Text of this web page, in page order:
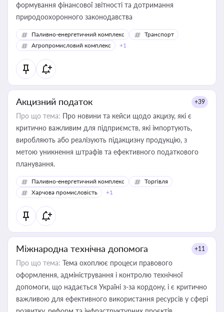
формування фінансової звітності та дотримання
природоохоронного законодавства
Паливно-енергетичний комплекс
Транспорт
Агропромисловий комплекс
+1
Акцизний податок +39
Про що тема: Про новини та кейси щодо акцизу, які є
критично важливим для підприємств, які імпортують,
виробляють або реалізують підакцизну продукцію, з
метою уникнення штрафів та ефективного податкового
планування.
Паливно-енергетичний комплекс
Торгівля
Харчова промисловість
+1
Міжнародна технічна допомога +11
Про що тема: Тема охоплює процеси правового
оформлення, адміністрування і контролю технічної
допомоги, що надається Україні з-за кордону, і є критично
важливою для ефективного використання ресурсів у сфері